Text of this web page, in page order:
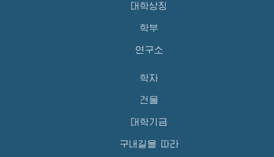
대학상징
학부
연구소
학자
건물
대학기금
구내길을 따라